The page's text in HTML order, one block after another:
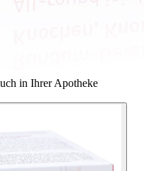
in Ihrer Apotheke